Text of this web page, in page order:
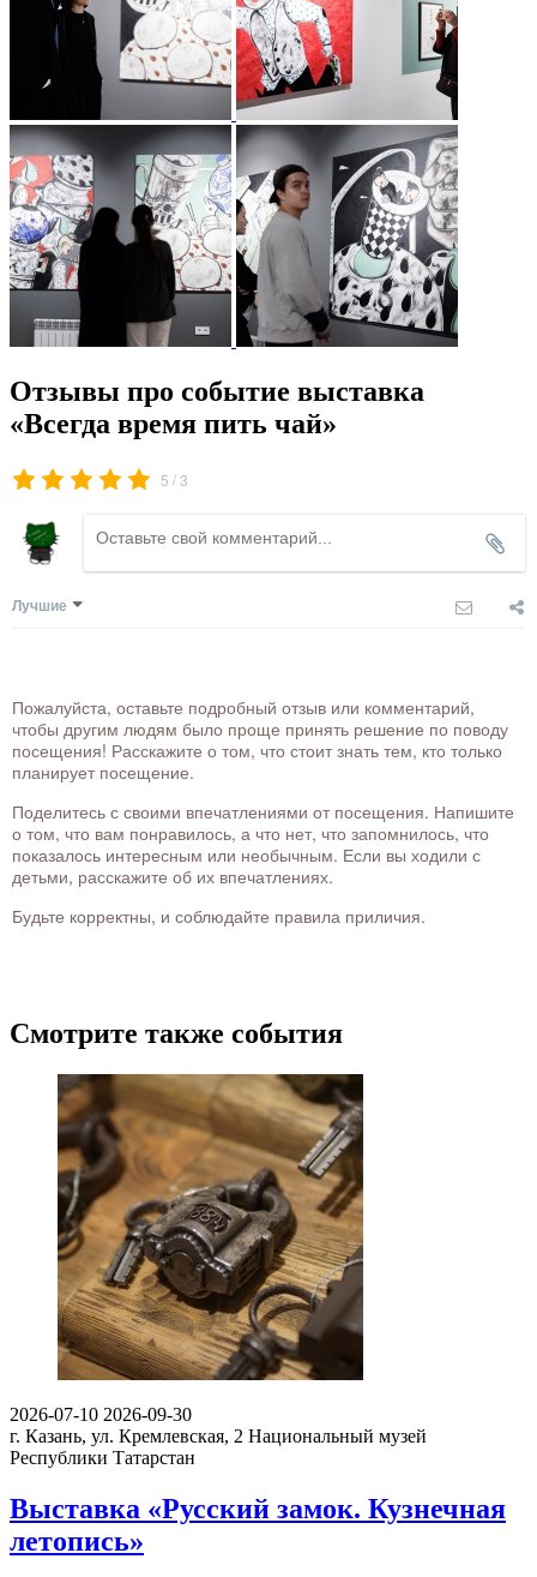
Отзывы про событие выставка
«Всегда время пить чай»
5 /3
Лучшие
Пожалуйста, оставьте подробный отзыв или комментарий,
чтобы другим людям было проще принять решение по поводу
посещения! Расскажите о том, что стоит знать тем, кто только
планирует посещение.
Поделитесь с своими впечатлениями от посещения. Напишите
о том, что вам понравилось, а что нет, что запомнилось, что
показалось интересным или необычным. Если вы ходили с
детьми, расскажите об их впечатлениях.
Будьте корректны, и соблюдайте правила приличия.
Смотрите также события
2026-07-10 2026-09-30
г. Казань, ул. Кремлевская, 2 Национальный музей
Республики Татарстан
Выставка «Русский замок. Кузнечная
летопись»